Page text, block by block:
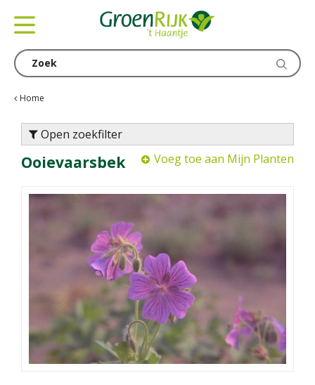
Home
Open zoekfilter
Ooievaarsbek Voeg toe aan Mijn Planten